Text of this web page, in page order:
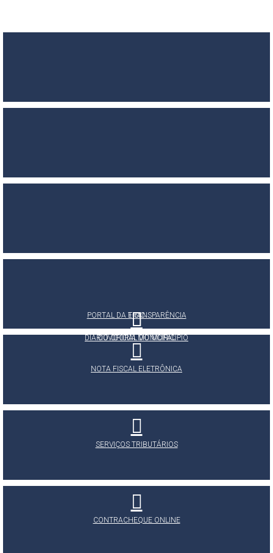
PORTAL DA TRANSPARÊNCIA
E-SIC
OUVIDORIA MUNICIPAL
DIÁRIO OFICIAL DO MUNICÍPIO
NOTA FISCAL ELETRÔNICA
SERVIÇOS TRIBUTÁRIOS
CONTRACHEQUE ONLINE